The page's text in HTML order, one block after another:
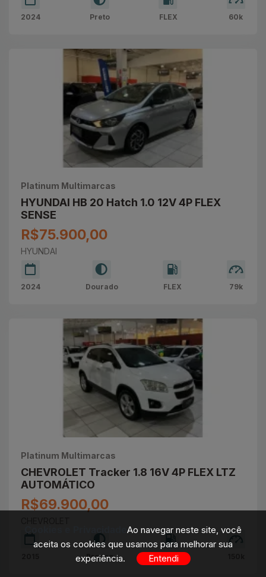
2024 Preto FLEX 60k
Platinum Multimarcas
HYUNDAI HB 20 Hatch 1.0 12V 4P FLEX
SENSE
R$75.900,00
HYUNDAI
2024 Dourado FLEX 79k
Platinum Multimarcas
CHEVROLET Tracker 1.8 16V 4P FLEX LTZ
AUTOMÁTICO
R$69.900,00
Branco FLEX
Ao navegar neste site, você
aceita os cookies que usamos para melhorar sua
experiência.
Entendi